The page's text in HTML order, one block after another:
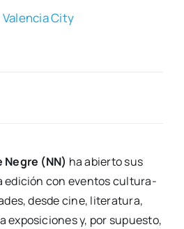
Valen­cia City
Negre (NN) ha abier­to sus
edi­ción con even­tos cul­tu­ra­
des­de cine, lite­ra­tu­ra,
expo­si­cio­nes y, por supues­to,